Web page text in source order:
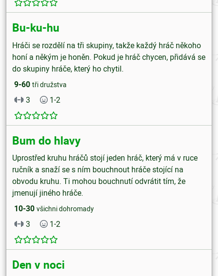
Bu-ku-hu
Hráči se rozdělí na tři skupiny, takže každý hráč někoho
honí a někým je honěn. Pokud je hráč chycen, přidává se
do skupiny hráče, který ho chytil.
9-60 tři družstva
3 1-2
Bum do hlavy
Uprostřed kruhu hráčů stojí jeden hráč, který má v ruce
ručník a snaží se s ním bouchnout hráče stojící na
obvodu kruhu. Ti mohou bouchnutí odvrátit tím, že
jmenují jiného hráče.
10-30 všichni dohromady
3 1-2
Den v noci